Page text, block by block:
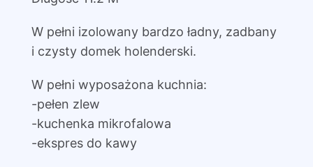
W pełni izolowany bardzo ładny, zadbany
i czysty domek holenderski.
W pełni wyposażona kuchnia:
-pełen zlew
-kuchenka mikrofalowa
-ekspres do kawy